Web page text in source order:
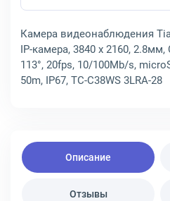
Камера видеонаблюдения
IP-камера, 3840 x 2160,
113°, 20fps, 10/100Mb/s,
50m, IP67, TC-C38WS 3LRA-28
Описание
Отзывы